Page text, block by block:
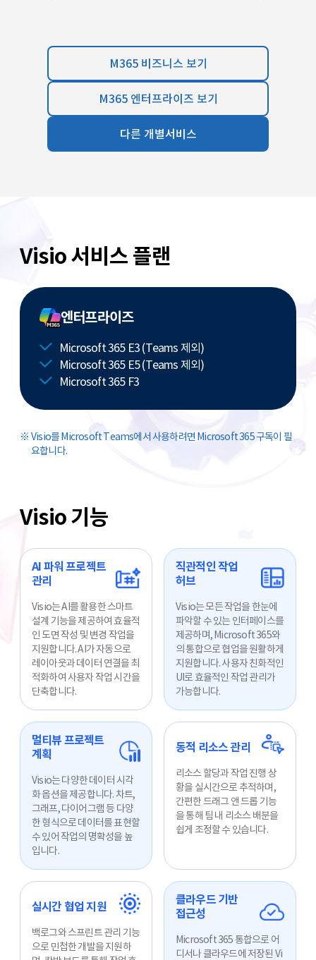
M365 비즈니스 보기
M365 엔터프라이즈 보기
다른 개별서비스
Visio 서비스 플랜
엔터프라이즈
Microsoft 365 E3 (Teams 제외)
Microsoft 365 E5 (Teams 제외)
Microsoft 365 F3
Visio를 Microsoft Teams에서 사용하려면 Microsoft 365 구독이 필
요합니다.
Visio 기능
AI 파워 프로젝트
관리
Visio는 AI를 활용한 스마트
설계 기능을 제공하여 효율적
인 도면 작성 및 변경 작업을
지원합니다. AI가 자동으로
레이아웃과 데이터 연결을 최
적화하여 사용자 작업 시간을
단축합니다.
직관적인 작업
허브
Visio는 모든 작업을 한눈에
파악할 수 있는 인터페이스를
제공하며, Microsoft 365와
의 통합으로 협업을 원활하게
지원합니다. 사용자 친화적인
UI로 효율적인 작업 관리가
가능합니다.
멀티뷰 프로젝트
계획
Visio는 다양한 데이터 시각
화 옵션을 제공합니다. 차트,
그래프, 다이어그램 등 다양
한 형식으로 데이터를 표현할
수 있어 작업의 명확성을 높
입니다.
동적 리소스 관리
리소스 할당과 작업 진행 상
황을 실시간으로 추적하며,
간편한 드래그 앤 드롭 기능
을 통해 팀 내 리소스 배분을
쉽게 조정할 수 있습니다.
실시간 협업 지원
백로그와 스프린트 관리 기능
으로 민첩한 개발을 지원하
클라우드 기반
접근성
Microsoft 365 통합으로 어
디서나 클라우드에 저장된 Vi